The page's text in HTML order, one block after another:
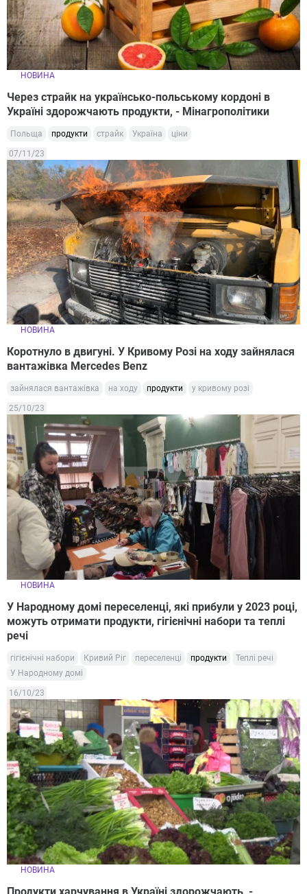
НОВИНА
Через страйк на українсько-польському кордоні в
Україні здорожчають продукти, - Мінагрополітики
Польща продукти страйк Україна ціни
07/11/23
НОВИНА
Коротнуло в двигуні. У Кривому Розі на ходу зайнялася
вантажівка Mercedes Benz
зайнялася вантажівка на ходу продукти у кривому розі
25/10/23
НОВИНА
У Народному домі переселенці, які прибули у 2023 році,
можуть отримати продукти, гігієнічні набори та теплі
речі
гігієнічні набори Кривий Ріг переселенці продукти
Теплі речі
У Народному домі
16/10/23
НОВИНА